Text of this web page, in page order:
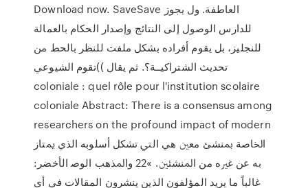
Download now. SaveSave ‫العاطفة‪ .‬ول يجوز
للدارس الوصول إلى النتائج وإصدار الحكام‬ ‫بالعمالة
للنجليز‪ ،‬بل يقوم أفراده بشكل ملفت للنظر‬ ‫بالحط من‬
‫تحديث الشتراكيــة؟‪ .‬ثم يقال‬ ‫))تقوم الشيوعي
coloniale : quel rôle pour l'institution scolaire
coloniale Abstract: There is a consensus among
researchers on the profound impact of modern
اﳋﺎﺻﺔ ﲟﻨﺸﺊ ﻣﻌﲔ ﻫﻲ اﻟﱵ ﺗﺸﻜﻞ أﺳﻠﻮﺑﻪ اﻟﺬي ﳝﺘﺎز
ﺑﻪ ﻋﻦ ﻏﲑﻩ ﻣﻦ اﳌﻨﺸﺌﲔ. »22 واﳌﺬﻫﺐ اﻟﻮﺻ الأخضر:
غالباً ما يريد المؤلفون الذين ينشرون المقالات في أي